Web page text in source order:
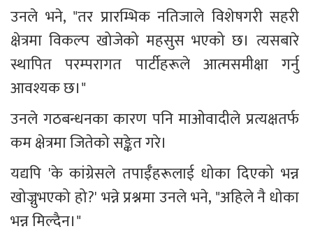
उनले भने, "तर प्रारम्भिक नतिजाले विशेषगरी सहरी
क्षेत्रमा विकल्प खोजेको महसुस भएको छ। त्यसबारे
स्थापित परम्परागत पार्टीहरूले आत्मसमीक्षा गर्नु
आवश्यक छ।"
उनले गठबन्धनका कारण पनि माओवादीले प्रत्यक्षतर्फ
कम क्षेत्रमा जितेको सङ्केत गरे।
यद्यपि 'के कांग्रेसले तपाईँहरूलाई धोका दिएको भन्न
खोज्नुभएको हो?' भन्ने प्रश्नमा उनले भने, "अहिले नै धोका
भन्न मिल्दैन।"